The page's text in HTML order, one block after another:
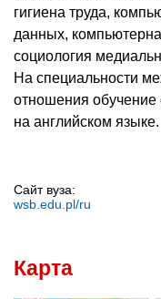
гигиена труда,
данных,
социология
На специальности
отношения обучение
на английском языке.
Сайт вуза:
wsb.edu.pl/ru
Карта